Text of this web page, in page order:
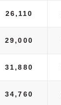
26,110
29,000
31,880
34,760